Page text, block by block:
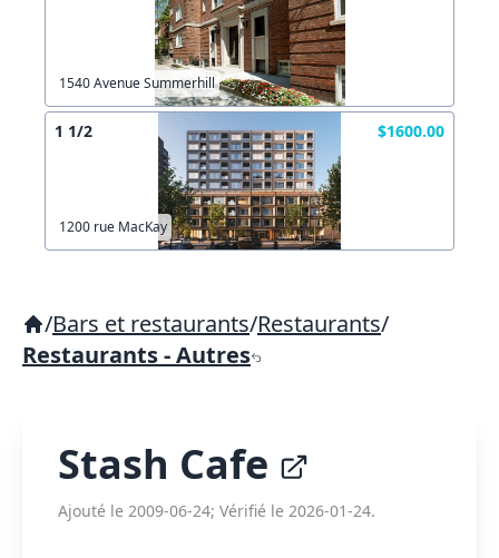
1540 Avenue Summerhill
1 1/2 $1600.00
1200 rue MacKay
/Bars et restaurants/Restaurants/
Restaurants - Autres
Stash Cafe
Ajouté le 2009-06-24; Vérifié le 2026-01-24.